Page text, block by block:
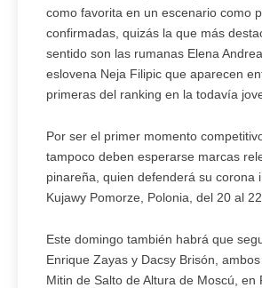
como favorita en un escenario como
confirmadas, quizás la que más
sentido son las rumanas Elena
eslovena Neja Filipic que aparecen
primeras del ranking en la todavía
Por ser el primer momento
tampoco deben esperarse marcas
pinareña, quien defenderá su corona
Kujawy Pomorze, Polonia, del 20 al
Este domingo también habrá que
Enrique Zayas y Dacsy Brisón,
Mitin de Salto de Altura de Moscú, en